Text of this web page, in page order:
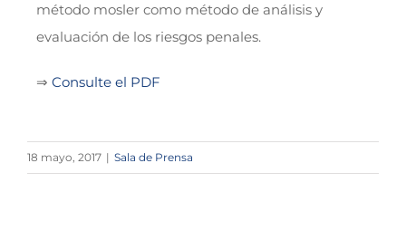
método mosler como método de análisis y
evaluación de los riesgos penales.
⇒ Consulte el PDF
18 mayo, 2017 | Sala de Prensa